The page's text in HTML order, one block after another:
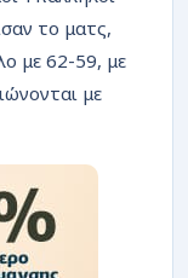
το ματς,
με 62-59, με
με